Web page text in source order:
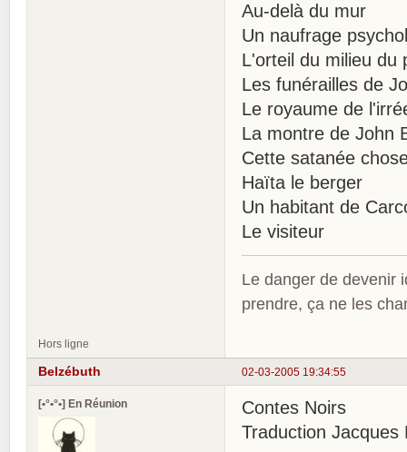
Au-delà du mur
Un naufrage
L'orteil du milieu du
Les funérailles de
Le royaume de
La montre de John
Cette satanée
Haïta le berger
Un habitant de
Le visiteur
Le danger de devenir
prendre, ça ne les
Hors ligne
02-03-2005 19:34:55
Belzébuth
[•°•°•] En Réunion
Contes Noirs
Traduction Jacques